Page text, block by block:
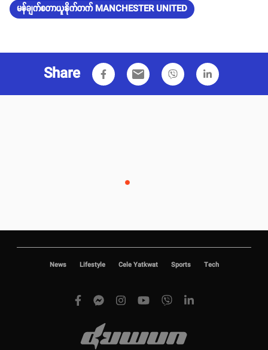
မန်ချက်စတာယူနိုက်တက် MANCHESTER UNITED
Share email
News Lifestyle Cele Yatkwat Sports Tech